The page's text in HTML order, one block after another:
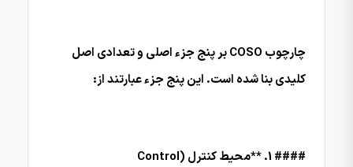
چارچوب COSO بر پنج جزء اصلی و تعدادی اصل
کلیدی بنا شده است. این پنج جزء عبارتند از:
#### 1. **محیط کنترل (Control